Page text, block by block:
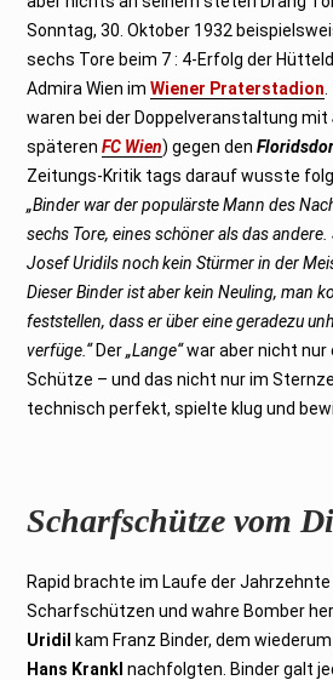
Sonntag, 30. Oktober 1932
sechs Tore beim 7 : 4-Erfolg der
Admira Wien imWiener Praterstadion
waren bei der Doppelveranstaltung mit
späterenFC Wien) gegen den
Zeitungs-Kritik tags darauf wusste
„Binder war der populärste Mann des
sechs Tore, eines schöner als das andere.
Josef Uridils noch kein Stürmer in der
Dieser Binder ist aber kein Neuling, man
feststellen, dass er über eine geradezu
verfüge.“ Der„Lange“war aber nicht nur
Schütze – und das nicht nur im
technisch perfekt, spielte klug und
Scharfschütze vom
Rapid brachte im Laufe der
Scharfschützen und wahre Bomber
Uridil
kam Franz Binder, dem wiederum
Hans Krankl nachfolgten. Binder galt